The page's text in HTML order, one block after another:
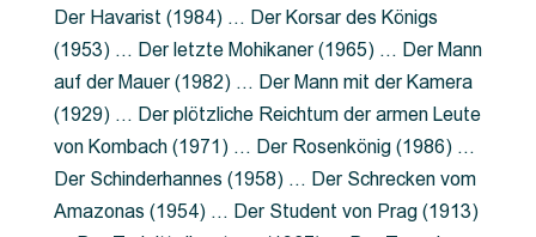
Der Havarist (1984) … Der Korsar des Königs
(1953) … Der letzte Mohikaner (1965) … Der Mann
auf der Mauer (1982) … Der Mann mit der Kamera
(1929) … Der plötzliche Reichtum der armen Leute
von Kombach (1971) … Der Rosenkönig (1986) …
Der Schinderhannes (1958) … Der Schrecken vom
Amazonas (1954) … Der Student von Prag (1913)